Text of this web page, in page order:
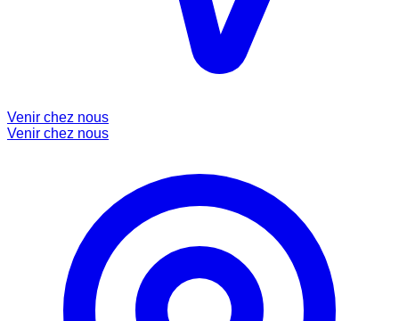
Venir chez nous
Venir chez nous